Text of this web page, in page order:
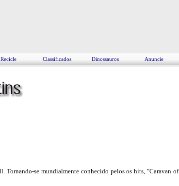
Recicle Classificados Dinossauros Anuncie
Tornando-se mundialmente conhecido pelos os hits, "Caravan of